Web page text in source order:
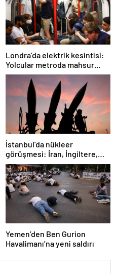
Londra’da elektrik kesintisi:
Yolcular metroda mahsur
kaldı
İstanbul’da nükleer
görüşmesi: İran, İngiltere,
Fransa ve Almanya buluşacak
Yemen’den Ben Gurion
Havalimanı’na yeni saldırı